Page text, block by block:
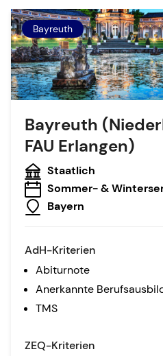
Bayreuth
Bayreuth
FAU Erlangen)
Staatlich
Sommer- &
Bayern
AdH-Kriterien
Abiturnote
Anerkannte
TMS
ZEQ-Kriterien